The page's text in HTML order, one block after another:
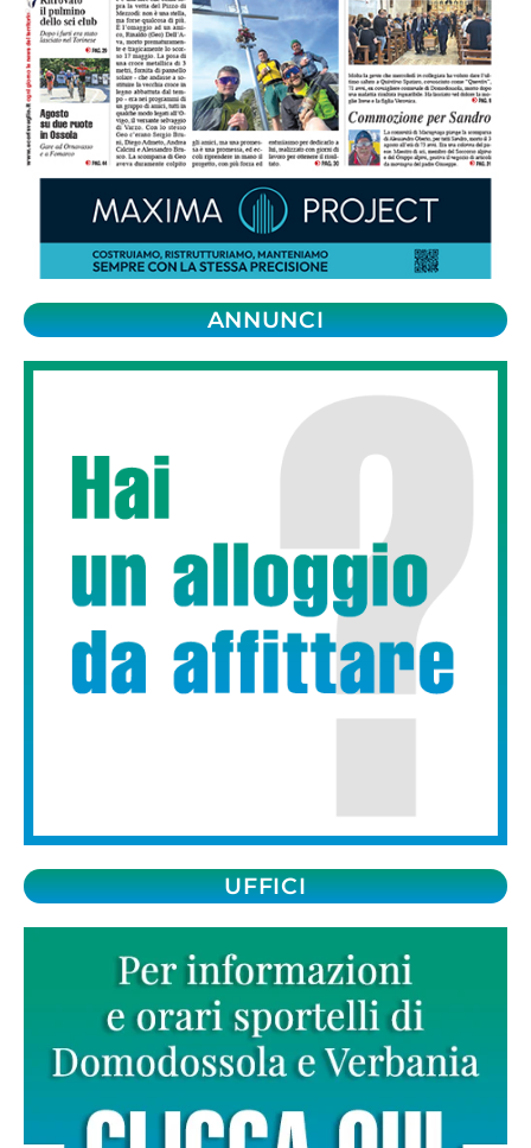
ANNUNCI
UFFICI